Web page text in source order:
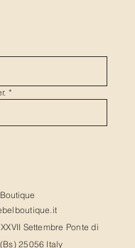
*
Settembre Ponte di
25056 Italy